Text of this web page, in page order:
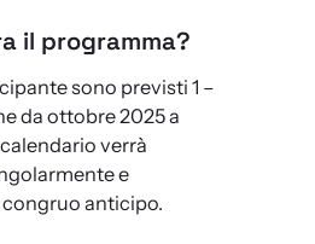
il programma?
sono previsti 1 –
da ottobre 2025 a
verrà
e
anticipo.